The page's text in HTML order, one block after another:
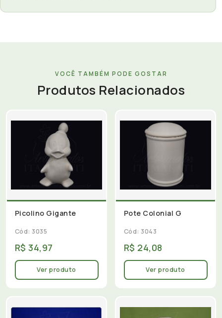
VOCÊ TAMBÉM PODE GOSTAR
Produtos Relacionados
Picolino Gigante
Cód: 3035
R$ 34,97
Ver produto
Pote Colonial G
Cód: 3043
R$ 24,08
Ver produto